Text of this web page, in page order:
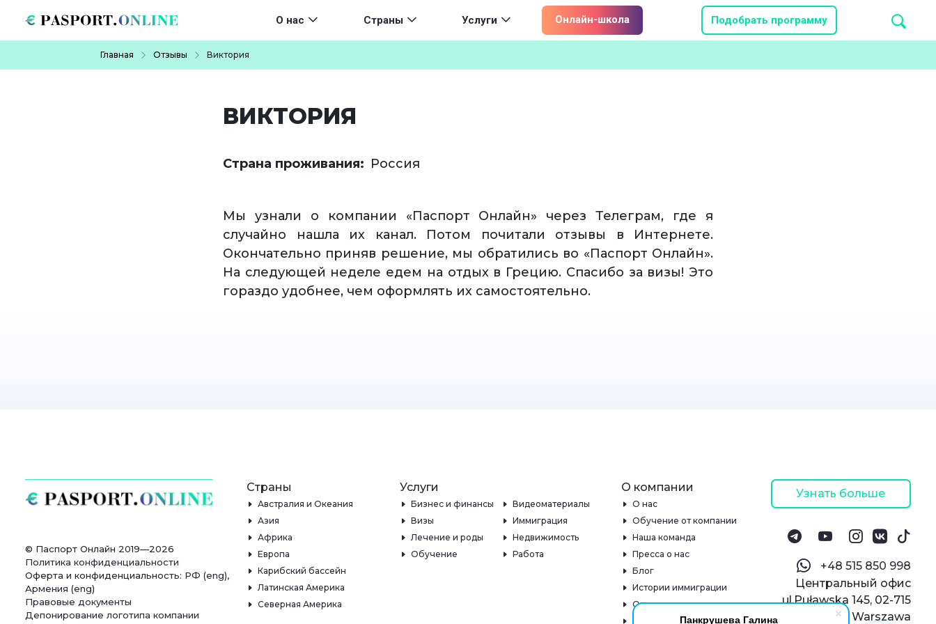
Панкрушева Галина
Main navigation
О нас Страны Услуги Онлайн-школа Подобрать программу
Главная Отзывы Виктория
ВИКТОРИЯ
Страна проживания Россия
Мы узнали о компании «Паспорт Онлайн» через Телеграм, где я
случайно нашла их канал. Потом почитали отзывы в Интернете.
Окончательно приняв решение, мы обратились во «Паспорт Онлайн».
На следующей неделе едем на отдых в Грецию. Спасибо за визы! Это
гораздо удобнее, чем оформлять их самостоятельно.
© Паспорт Онлайн 2019—2026
Политика конфиденциальности
Оферта и конфиденциальность: РФ (eng),
Армения (eng)
Правовые документы
Депонирование логотипа компании
Страны
Австралия и Океания
Азия
Африка
Европа
Карибский бассейн
Латинская Америка
Северная Америка
Услуги
Бизнес и финансы
Видеоматериалы
Визы
Иммиграция
Лечение и роды
Недвижимость
Обучение
Работа
О компании
О нас
Обучение от компании
Наша команда
Пресса о нас
Блог
Истории иммиграции
Отзывы
Онлайн-школа
Узнать больше
‪+48 515 850 998‬
Центральный офис
ul.Puławska 145, 02-715
Warszawa